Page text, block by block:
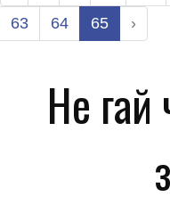
63
64 65 ›
Не гай